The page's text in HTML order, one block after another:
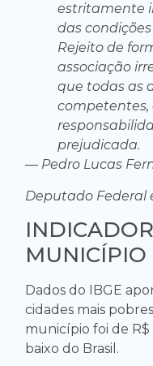
estritamente
das
Rejeito de
associação
que todas as
competentes,
prejudicada.
— Pedro Lucas
Deputado Federal
MUNICÍPIO
Dados do IBGE
cidades mais
município foi de R$
baixo do Brasil.